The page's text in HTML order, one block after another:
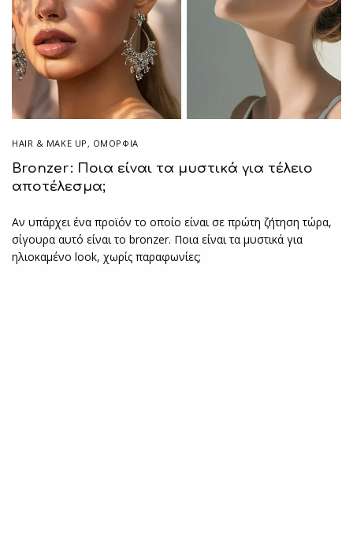
HAIR & MAKE UP , ΟΜΟΡΦΙΑ
Bronzer: Ποια είναι τα μυστικά για τέλειο
αποτέλεσμα;
Αν υπάρχει ένα προϊόν το οποίο είναι σε πρώτη ζήτηση τώρα,
σίγουρα αυτό είναι το bronzer. Ποια είναι τα μυστικά για
ηλιοκαμένο look, χωρίς παραφωνίες;